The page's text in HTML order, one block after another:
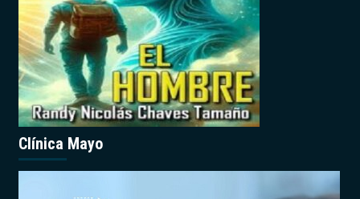
Clínica Mayo